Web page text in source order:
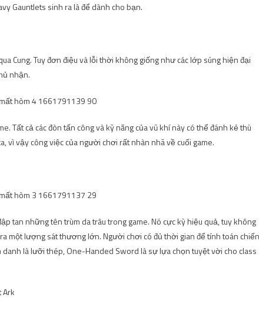
Gauntlets sinh ra là để dành cho bạn.
Cung. Tuy đơn điệu và lỗi thời không giống như các lớp súng hiện đại
nhận.
Tất cả các đòn tấn công và kỹ năng của vũ khí này có thể đánh kẻ thù
vì vậy công việc của người chơi rất nhàn nhã về cuối game.
tan những tên trùm da trâu trong game. Nó cực kỳ hiệu quả, tuy không
một lượng sát thương lớn. Người chơi có đủ thời gian để tính toán chiến
là lưỡi thép, One-Handed Sword là sự lựa chọn tuyệt vời cho class
Ark